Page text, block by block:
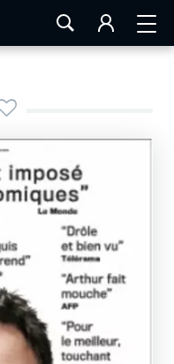
LA ROCHELLE